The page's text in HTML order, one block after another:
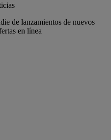
de lanzamientos de nuevos
en línea